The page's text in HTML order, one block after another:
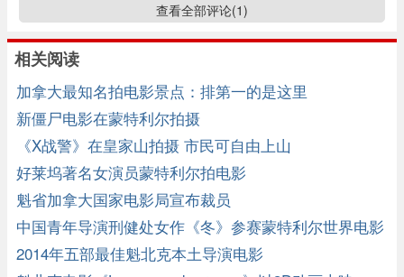
查看全部评论(1)
相关阅读
加拿大最知名拍电影景点：排第一的是这里
新僵尸电影在蒙特利尔拍摄
《X战警》在皇家山拍摄 市民可自由上山
好莱坞著名女演员蒙特利尔拍电影
魁省加拿大国家电影局宣布裁员
中国青年导演刑健处女作《冬》参赛蒙特利尔世界电影
节
2014年五部最佳魁北克本土导演电影